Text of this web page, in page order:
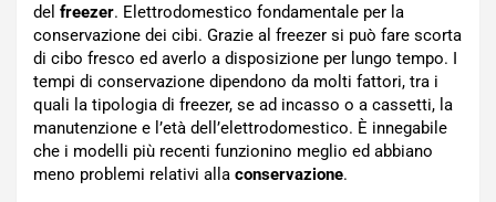
del freezer. Elettrodomestico fondamentale per la
conservazione dei cibi. Grazie al freezer si può fare scorta
di cibo fresco ed averlo a disposizione per lungo tempo. I
tempi di conservazione dipendono da molti fattori, tra i
quali la tipologia di freezer, se ad incasso o a cassetti, la
manutenzione e l’età dell’elettrodomestico. È innegabile
che i modelli più recenti funzionino meglio ed abbiano
meno problemi relativi alla conservazione.